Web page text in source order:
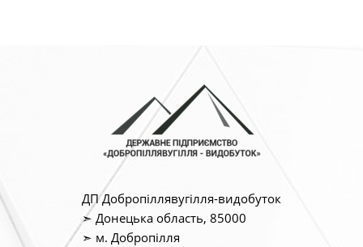
ДП Добропіллявугілля-видобуток
➣ Донецька область, 85000
➣ м. Добропілля